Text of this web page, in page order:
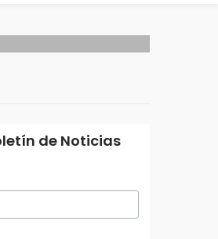
de Noticias